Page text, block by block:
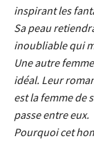
inspirant les
Sa peau
inoubliable qui
Une autre
idéal. Leur
est la femme de
passe entre eux.
Pourquoi cet